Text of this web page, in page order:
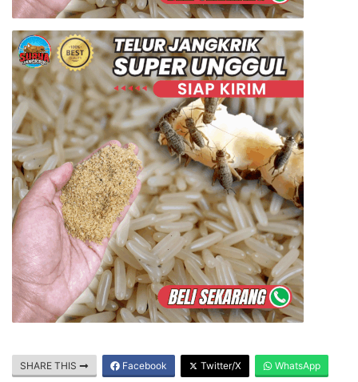
SHARE THIS Facebook Twitter/X WhatsApp